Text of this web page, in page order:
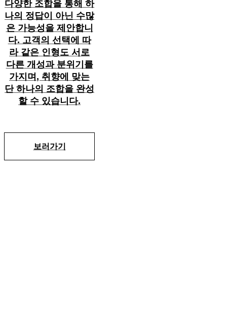
다양한 조합을 통해 하
나의 정답이 아닌 수많
은 가능성을 제안합니
다. 고객의 선택에 따
라 같은 인형도 서로
다른 개성과 분위기를
가지며, 취향에 맞는
단 하나의 조합을 완성
할 수 있습니다.
보러가기